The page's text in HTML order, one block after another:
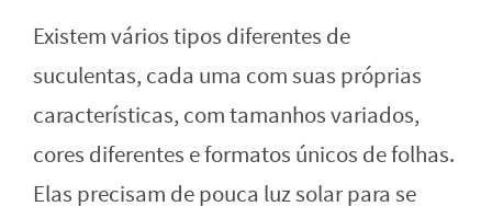
Existem vários tipos diferentes de
suculentas, cada uma com suas próprias
características, com tamanhos variados,
cores diferentes e formatos únicos de folhas.
Elas precisam de pouca luz solar para se